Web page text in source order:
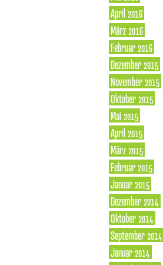
April 2016
März 2016
Februar 2016
Dezember 2015
November 2015
Oktober 2015
Mai 2015
April 2015
März 2015
Februar 2015
Januar 2015
Dezember 2014
Oktober 2014
September 2014
Januar 2014